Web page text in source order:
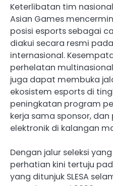
Keterlibatan tim
Asian Games
posisi esports sebagai
diakui secara resmi
internasional.
perhelatan
juga dapat membuka
ekosistem esports di
peningkatan program
kerja sama sponsor,
elektronik di kalangan
Dengan jalur seleksi
perhatian kini tertuju
yang ditunjuk SLESA